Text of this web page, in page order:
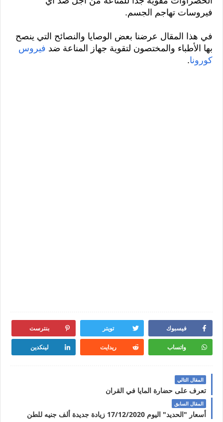
فيروسات تهاجم الجسم.
بها الأطباء والمختصون لتقوية جهاز المناعة ضد
كورونا.
فيسبوك تويتر بنترست
واتساب ريدايت لينكدين
المقال التالي
تعرف على حضارة المايا في القران
المقال السابق
أسعار "الحديد" اليوم 17/12/2020 زيادة جديدة ألف جنيه للطن